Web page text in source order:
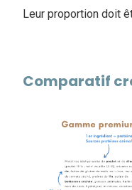
Leur proportion doit
Comparatif